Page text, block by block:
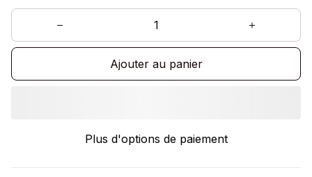
Ajouter au panier
Plus d'options de paiement